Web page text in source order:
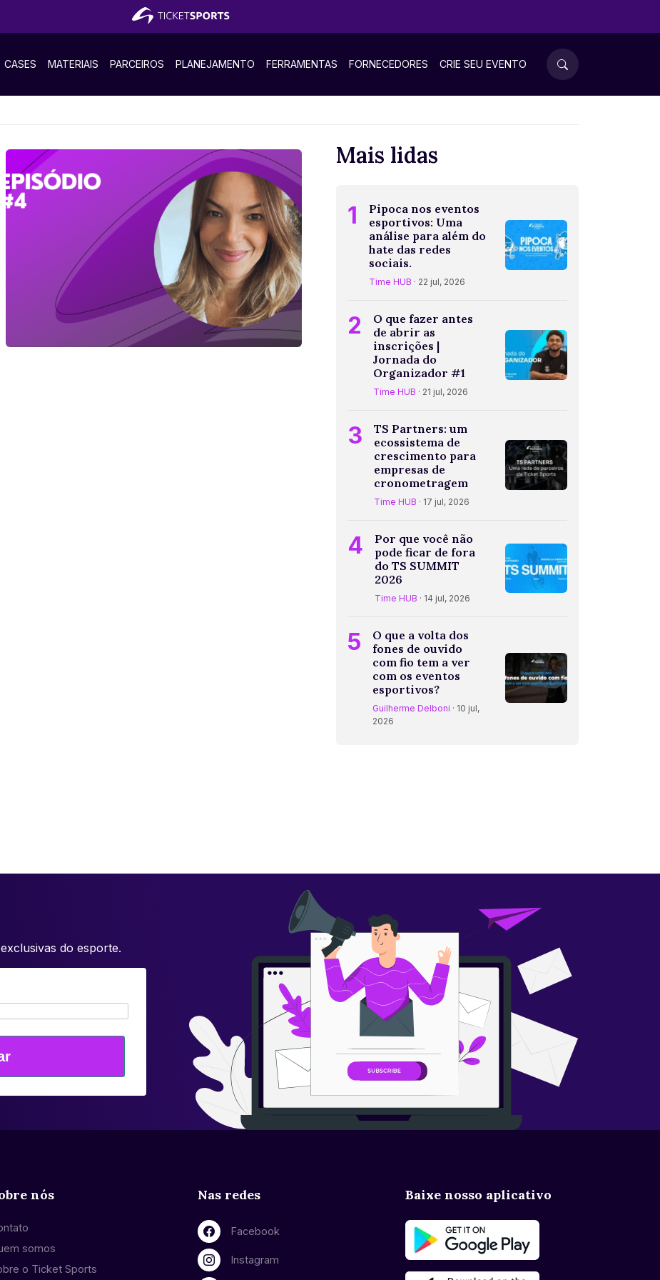
CASES MATERIAIS PARCEIROS PLANEJAMENTO FERRAMENTAS FORNECEDORES CRIE SEU EVENTO
Mais lidas
1
Pipoca nos eventos
esportivos: Uma
análise para além do
hate das redes
sociais.
Time HUB · 22 jul, 2026
2
O que fazer antes
de abrir as
inscrições |
Jornada do
Organizador #1
Time HUB · 21 jul, 2026
3
TS Partners: um
ecossistema de
crescimento para
empresas de
cronometragem
Time HUB · 17 jul, 2026
4
Por que você não
pode ficar de fora
do TS SUMMIT
2026
Time HUB · 14 jul, 2026
5
O que a volta dos
fones de ouvido
com fio tem a ver
com os eventos
esportivos?
Guilherme Delboni · 10 jul,
2026
do esporte.
nós
somos
o Ticket Sports
Nas redes
Facebook
Instagram
Baixe nosso aplicativo